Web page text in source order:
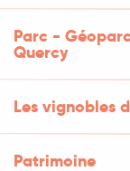
Parc -
Quercy
Les vignobles
Patrimoine